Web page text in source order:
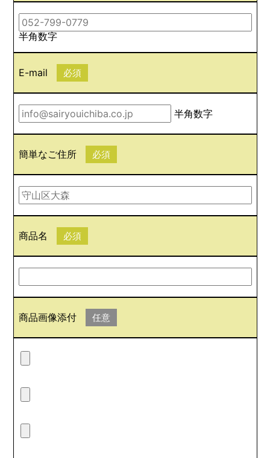
半角数字
E-mail 必須
半角数字
簡単なご住所 必須
商品名 必須
商品画像添付 任意